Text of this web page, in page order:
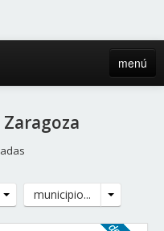
menú
municipio...